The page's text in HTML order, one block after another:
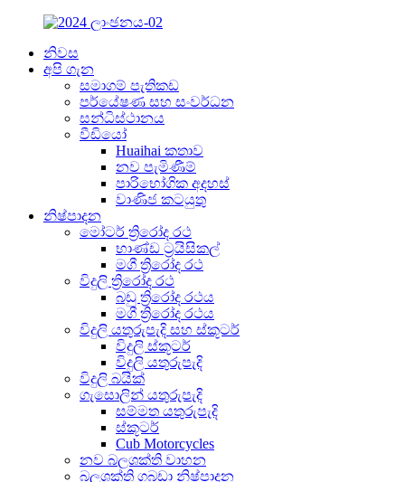
නිවස
අපි ගැන
සමාගම් පැතිකඩ
පර්යේෂණ සහ සංවර්ධන
සන්ධිස්ථානය
වීඩියෝ
Huaihai කතාව
නව පැමිණීම්
පාරිභෝගික අදහස්
වාණිජ කටයුතු
නිෂ්පාදන
මෝටර් ත්‍රිරෝද රථ
භාණ්ඩ ට්‍රයිසිකල්
මගී ත්‍රිරෝද රථ
විදුලි ත්‍රිරෝද රථ
බඩු ත්‍රිරෝද රථය
මගී ත්‍රිරෝද රථය
විදුලි යතුරුපැදි සහ ස්කූටර්
විදුලි ස්කූටර්
විදුලි යතුරුපැදි
විදුලි බයික්
ගැසොලින් යතුරුපැදි
සම්මත යතුරුපැදි
ස්කූටර්
Cub Motorcycles
නව බලශක්ති වාහන
බලශක්ති ගබඩා නිෂ්පාදන